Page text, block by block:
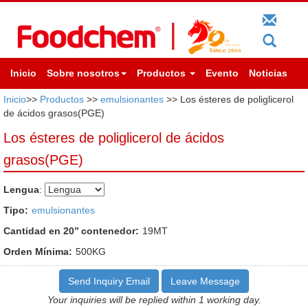
Inicio Sobre nosotros Productos Evento Noticias
Inicio>> Productos >> emulsionantes >> Los ésteres de poliglicerol
de ácidos grasos(PGE)
Los ésteres de poliglicerol de ácidos
grasos(PGE)
Lengua:
Tipo: emulsionantes
Cantidad en 20’’ contenedor: 19MT
Orden Mínima: 500KG
Send Inquiry Email
Leave Message
Your inquiries will be replied within 1 working day.